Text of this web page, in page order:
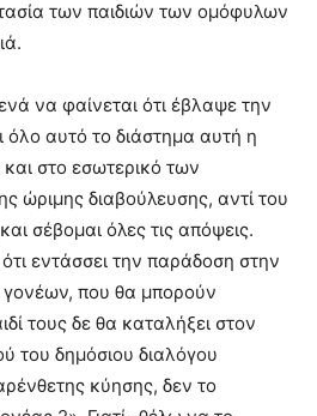
των παιδιών των ομόφυλων
να φαίνεται ότι έβλαψε την
όλο αυτό το διάστημα αυτή η
στο εσωτερικό των
ώριμης διαβούλευσης, αντί του
σέβομαι όλες τις απόψεις.
εντάσσει την παράδοση στην
που θα μπορούν
τους δε θα καταλήξει στον
του δημόσιου διαλόγου
κύησης, δεν το